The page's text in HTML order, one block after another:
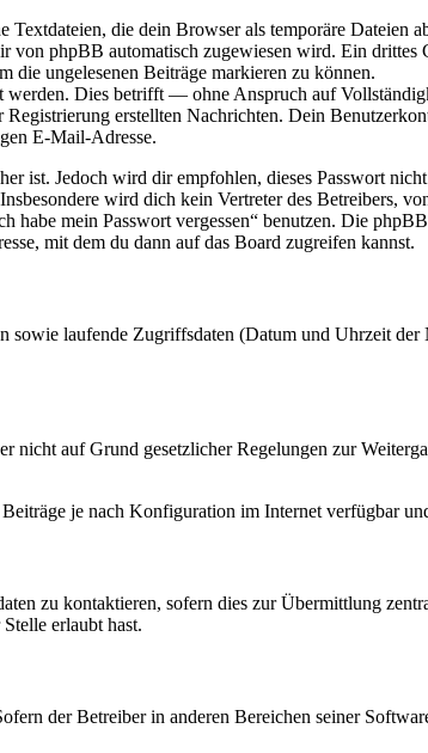
die dein Browser als temporäre Dateien
phpBB automatisch zugewiesen wird. Ein
die ungelesenen Beiträge markieren zu können.
werden. Dies betrifft — ohne Anspruch auf
erstellten Nachrichten. Dein
E-Mail-Adresse.
ist. Jedoch wird dir empfohlen, dieses Passwort
wird dich kein Vertreter des Betreibers,
habe mein Passwort vergessen“ benutzen. Die
mit dem du dann auf das Board zugreifen kannst.
sowie laufende Zugriffsdaten (Datum und Uhrzeit
auf Grund gesetzlicher Regelungen zur
je nach Konfiguration im Internet verfügbar
zu kontaktieren, sofern dies zur Übermittlung
erlaubt hast.
der Betreiber in anderen Bereichen seiner